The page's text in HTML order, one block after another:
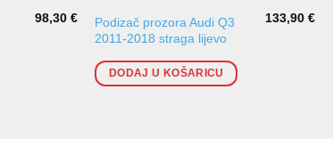
98,30 €
Podizač prozora Audi Q3
2011-2018 straga lijevo
133,90 €
DODAJ U KOŠARICU